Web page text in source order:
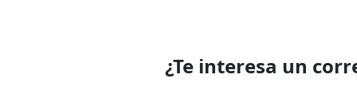
¿Te interesa un